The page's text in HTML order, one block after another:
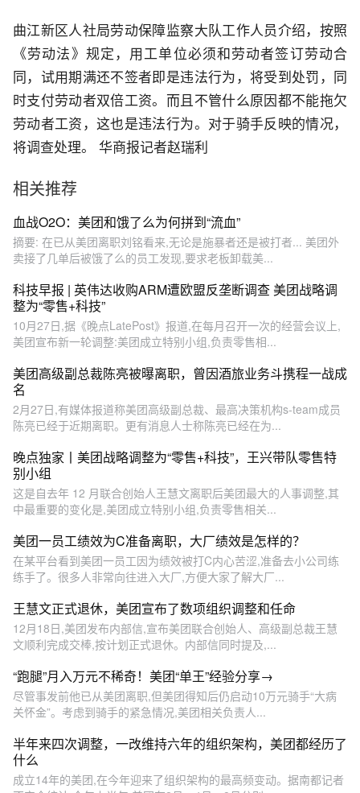
曲江新区人社局劳动保障监察大队工作人员介绍，按照
《劳动法》规定，用工单位必须和劳动者签订劳动合
同，试用期满还不签者即是违法行为，将受到处罚，同
时支付劳动者双倍工资。而且不管什么原因都不能拖欠
劳动者工资，这也是违法行为。对于骑手反映的情况，
将调查处理。 华商报记者赵瑞利
相关推荐
血战O2O：美团和饿了么为何拼到“流血”
摘要: 在已从美团离职刘铭看来,无论是施暴者还是被打者... 美团外
卖接了几单后被饿了么的员工发现,要求老板卸载美...
科技早报 | 英伟达收购ARM遭欧盟反垄断调查 美团战略调
整为“零售+科技”
10月27日,据《晚点LatePost》报道,在每月召开一次的经营会议上,
美团宣布新一轮调整:美团成立特别小组,负责零售相...
美团高级副总裁陈亮被曝离职，曾因酒旅业务斗携程一战成
名
2月27日,有媒体报道称美团高级副总裁、最高决策机构s-team成员
陈亮已经于近期离职。更有消息人士称陈亮已经在为...
晚点独家丨美团战略调整为“零售+科技”，王兴带队零售特
别小组
这是自去年 12 月联合创始人王慧文离职后美团最大的人事调整,其
中最重要的变化是,美团成立特别小组,负责零售相关...
美团一员工绩效为C准备离职，大厂绩效是怎样的？
在某平台看到美团一员工因为绩效被打C内心苦涩,准备去小公司练
练手了。很多人非常向往进入大厂,方便大家了解大厂...
王慧文正式退休，美团宣布了数项组织调整和任命
12月18日,美团发布内部信,宣布美团联合创始人、高级副总裁王慧
文顺利完成交棒,按计划正式退休。内部信同时提及,...
“跑腿”月入万元不稀奇！美团“单王”经验分享→
尽管事发前他已从美团离职,但美团得知后仍启动10万元骑手“大病
关怀金”。考虑到骑手的紧急情况,美团相关负责人...
半年来四次调整，一改维持六年的组织架构，美团都经历了
什么
成立14年的美团,在今年迎来了组织架构的最高频变动。据南都记者